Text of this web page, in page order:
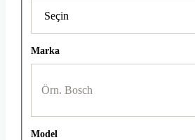
Marka
Model